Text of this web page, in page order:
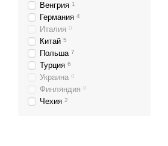
Венгрия 1
Германия 4
Италия 0
Китай 5
Польша 7
Турция 6
Украина 0
Финляндия 0
Чехия 2